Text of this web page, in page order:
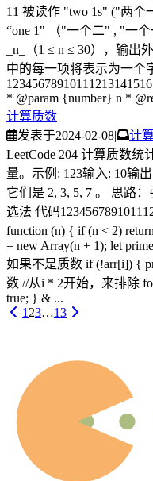
11 被读作 "two 1s" ("两个
“one 1" （"一个二" , "一
_n_（1 ≤ n ≤ 30），输出
中的每一项将表示为一个
* @param {number} n *
计算质数
发表于2024-02-08|
计
LeetCode 204 计算质数
量。示例: 123输入: 10输
它们是 2, 3, 5, 7 。 思路
选法 代码
function (n) { if (n < 2)
= new Array(n + 1); let
如果不是质数 if (!arr[i]) {
数 //从i * 2开始，来排除
true; } & ...
1 23…13